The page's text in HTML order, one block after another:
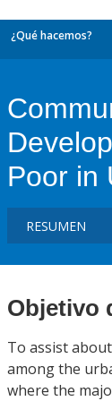
¿Qué hacemos?
Poor in
Objetivo
To assist
among the
where the